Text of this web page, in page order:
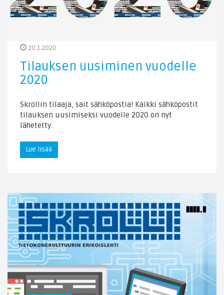
20.1.2020
Tilauksen uusiminen vuodelle
2020
Skrollin tilaaja, sait sähköpostia! Kaikki sähköpostit
tilauksen uusimiseksi vuodelle 2020 on nyt
lähetetty.
Lue lisää